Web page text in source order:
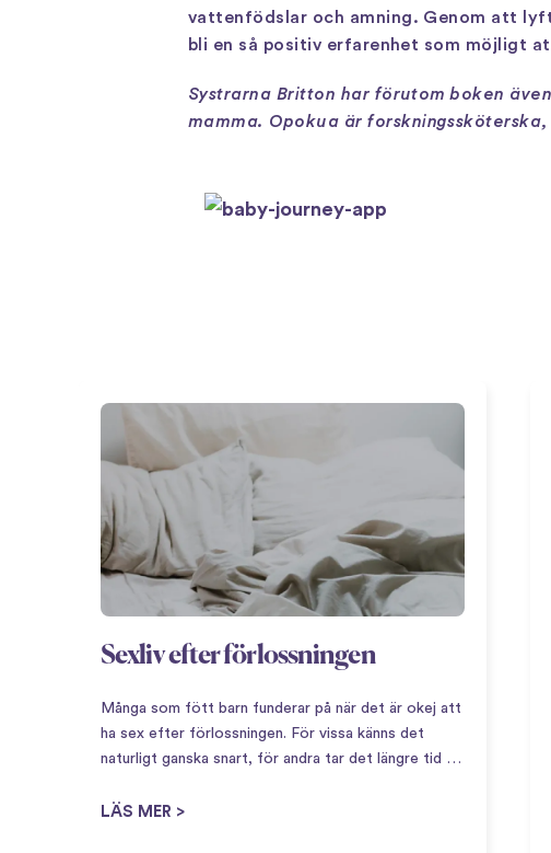
vattenfödslar och amning. Genom att
bli en så positiv erfarenhet som möjligt
Systrarna Britton har förutom boken
mamma. Opokua är
Sexliv efter förlossningen
Många som fött barn funderar på när det är okej att
ha sex efter förlossningen. För vissa känns det
naturligt ganska snart, för andra tar det längre tid –
omställning,…
LÄS MER >